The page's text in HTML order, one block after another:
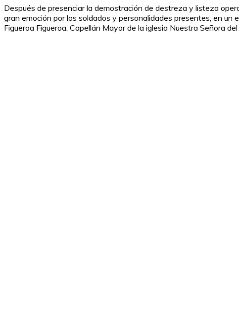
Después de presenciar la demostración de destreza y listeza
gran emoción por los soldados y personalidades presentes, en
Figueroa Figueroa, Capellán Mayor de la iglesia Nuestra Señora